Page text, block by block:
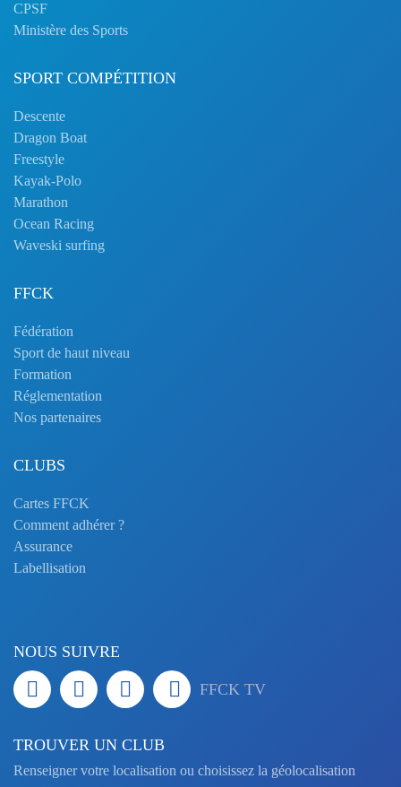
CPSF
Ministère des Sports
SPORT COMPÉTITION
Descente
Dragon Boat
Freestyle
Kayak-Polo
Marathon
Ocean Racing
Waveski surfing
FFCK
Fédération
Sport de haut niveau
Formation
Réglementation
Nos partenaires
CLUBS
Cartes FFCK
Comment adhérer ?
Assurance
Labellisation
NOUS SUIVRE
FFCK TV
TROUVER UN CLUB
Renseigner votre localisation ou choisissez la géolocalisation